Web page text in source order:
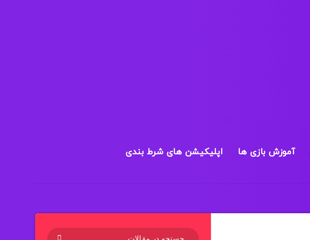
آموزش بازی ها اپلیکیشن های شرط بندی